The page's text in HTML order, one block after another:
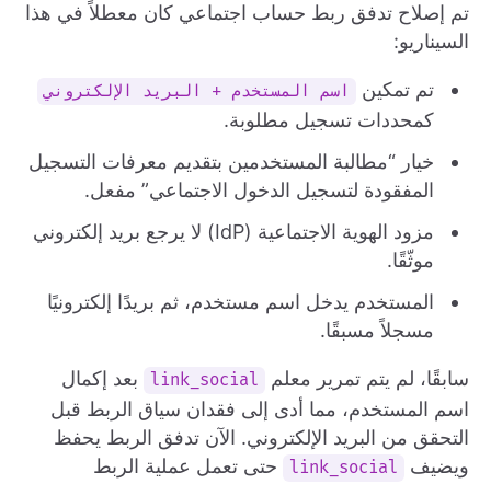
تم إصلاح تدفق ربط حساب اجتماعي كان معطلاً في هذا
السيناريو:
تم تمكين اسم المستخدم + البريد الإلكتروني
كمحددات تسجيل مطلوبة.
خيار “مطالبة المستخدمين بتقديم معرفات التسجيل
المفقودة لتسجيل الدخول الاجتماعي” مفعل.
مزود الهوية الاجتماعية (IdP) لا يرجع بريد إلكتروني
موثّقًا.
المستخدم يدخل اسم مستخدم، ثم بريدًا إلكترونيًا
مسجلاً مسبقًا.
سابقًا، لم يتم تمرير معلم link_social
بعد إكمال
اسم المستخدم، مما أدى إلى فقدان سياق الربط قبل
التحقق من البريد الإلكتروني. الآن تدفق الربط يحفظ
ويضيف
link_social
حتى تعمل عملية الربط